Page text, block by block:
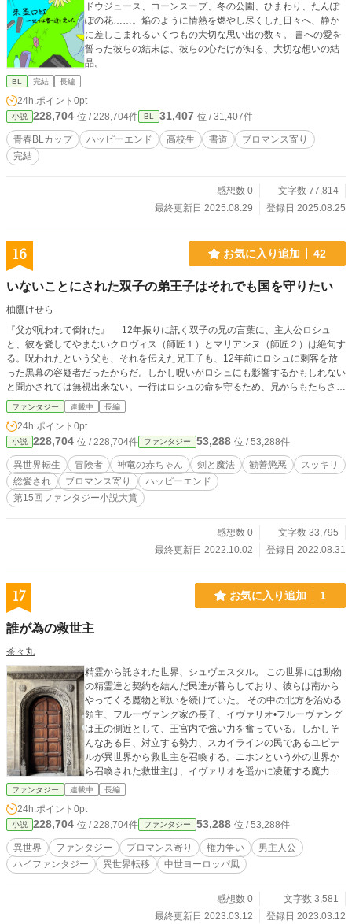
ドウジュース、コーンスープ、冬の公園、ひまわり、たんぽ
ぽの花……。焔のように情熱を燃やし尽くした日々へ、静か
に差しこまれるいくつもの大切な思い出の数々。 書への愛を
誓った彼らの結末は、彼らの心だけが知る、大切な想いの結
晶。
BL 完結 長編
24h.ポイント 0pt
小説 228,704 位 / 228,704件 BL 31,407 位 / 31,407件
青春BLカップ​ ハッピーエンド 高校生 書道
ブロマンス寄り
完結
感想数 0
文字数 77,814
最終更新日 2025.08.29
登録日 2025.08.25
16 お気に入り追加 42
いないことにされた双子の弟王子はそれでも国を守りたい
柚鷹けせら
『父が呪われて倒れた』 12年振りに訊く双子の兄の言葉に、主人公ロシュ
と、彼を愛してやまないクロヴィス（師匠１）とマリアンヌ（師匠２）は絶句す
る。呪われたという父も、それを伝えた兄王子も、12年前にロシュに刺客を放
った黒幕の容疑者だったからだ。しかし呪いがロシュにも影響するかもしれない
と聞かされては無視出来ない。一行はロシュの命を守るため、兄からもたらされ
た情報に従って神竜の住まう聖峰を目指す事になる――。 ■□■登場人物■□■ ロシ
ュ：主人公17歳。前世の記憶を持つため発想が興味深いという点を稀少種族の
師匠二人に気に入られて生き永らえた双子の弟王子。 クロヴィス：齢200越えの
エルフ。賢者。ロシュが大事。 マリアンヌ：年齢不詳のヴァンピール。大魔導
士。ロシュを気に入っているが可愛がりたいのは初心な女の子。吸血対象も女の
子。 イライザ：ロシュの乳姉。19歳。マリアンヌのお気に入りで吸血対象。
『紅蓮の戦乙女』という二つ名を持つ戦士。 ■□■第15回ファンタジー小説大賞
にエントリーします■□■
ファンタジー 連載中 長編
24h.ポイント 0pt
小説 228,704 位 / 228,704件 ファンタジー 53,288 位 / 53,288件
異世界転生 冒険者 神竜の赤ちゃん 剣と魔法 勧善懲悪
スッキリ
総愛され
ブロマンス寄り
ハッピーエンド
第15回ファンタジー小説大賞
感想数 0
文字数 33,795
最終更新日 2022.10.02
登録日 2022.08.31
17 お気に入り追加 1
誰が為の救世主
茶々丸
精霊から託された世界、シュヴェスタル。 この世界には動物
の精霊達と契約を結んだ民達が暮らしており、彼らは南から
やってくる魔物と戦いを続けていた。 その中の北方を治める
領主、フルーヴァング家の長子、イヴァリオ•フルーヴァング
は王の側近として、王宮内で強い力を奮っている。しかしそ
んなある日、対立する勢力、スカイラインの民であるユピテ
ルが異世界から救世主を召喚する。ニホンという外の世界か
ら召喚された救世主は、イヴァリオを遥かに凌駕する魔力を
持ち、そのせいでイヴァリオの王宮内での立場が不安定なも
いイヴァリオは異世界からやってきた救世主を追放しようと
するが、彼は救世主とも言い難いほどにとんでもなく性格が
悪い、まるでヴィラン（悪役）のような男だった。
ファンタジー 連載中 長編
24h.ポイント 0pt
小説 228,704 位 / 228,704件 ファンタジー 53,288 位 / 53,288件
異世界 ファンタジー ブロマンス寄り 権力争い
男主人公
ハイファンタジー
異世界転移 中世ヨーロッパ風
感想数 0
文字数 3,581
最終更新日 2023.03.12
登録日 2023.03.12